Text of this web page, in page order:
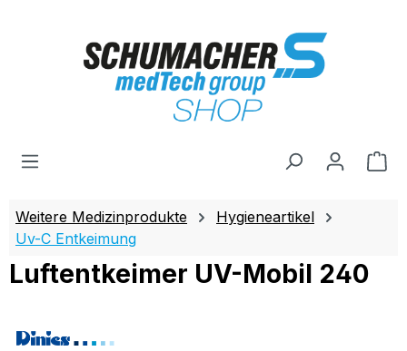
Weitere Medizinprodukte
Hygieneartikel
Uv-C Entkeimung
Luftentkeimer UV-Mobil 240